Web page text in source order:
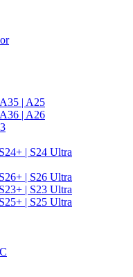
| A25
| A26
| S24 Ultra
| S26 Ultra
| S23 Ultra
| S25 Ultra